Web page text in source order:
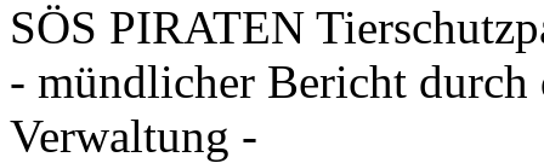
SÖS PIRATEN
- mündlicher Bericht
Verwaltung -